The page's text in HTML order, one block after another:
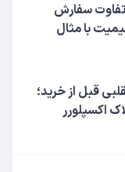
سفارش
با مثال
قبل از خرید؛
اکسپلورر